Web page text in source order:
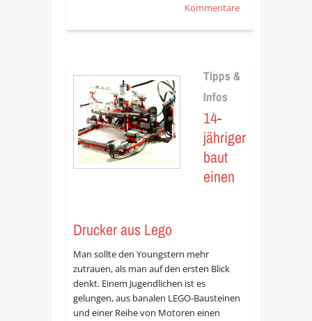
Kommentare
Tipps &
Infos
14-
jähriger
baut
einen
Drucker aus Lego
Man sollte den Youngstern mehr
zutrauen, als man auf den ersten Blick
denkt. Einem Jugendlichen ist es
gelungen, aus banalen LEGO-Bausteinen
und einer Reihe von Motoren einen